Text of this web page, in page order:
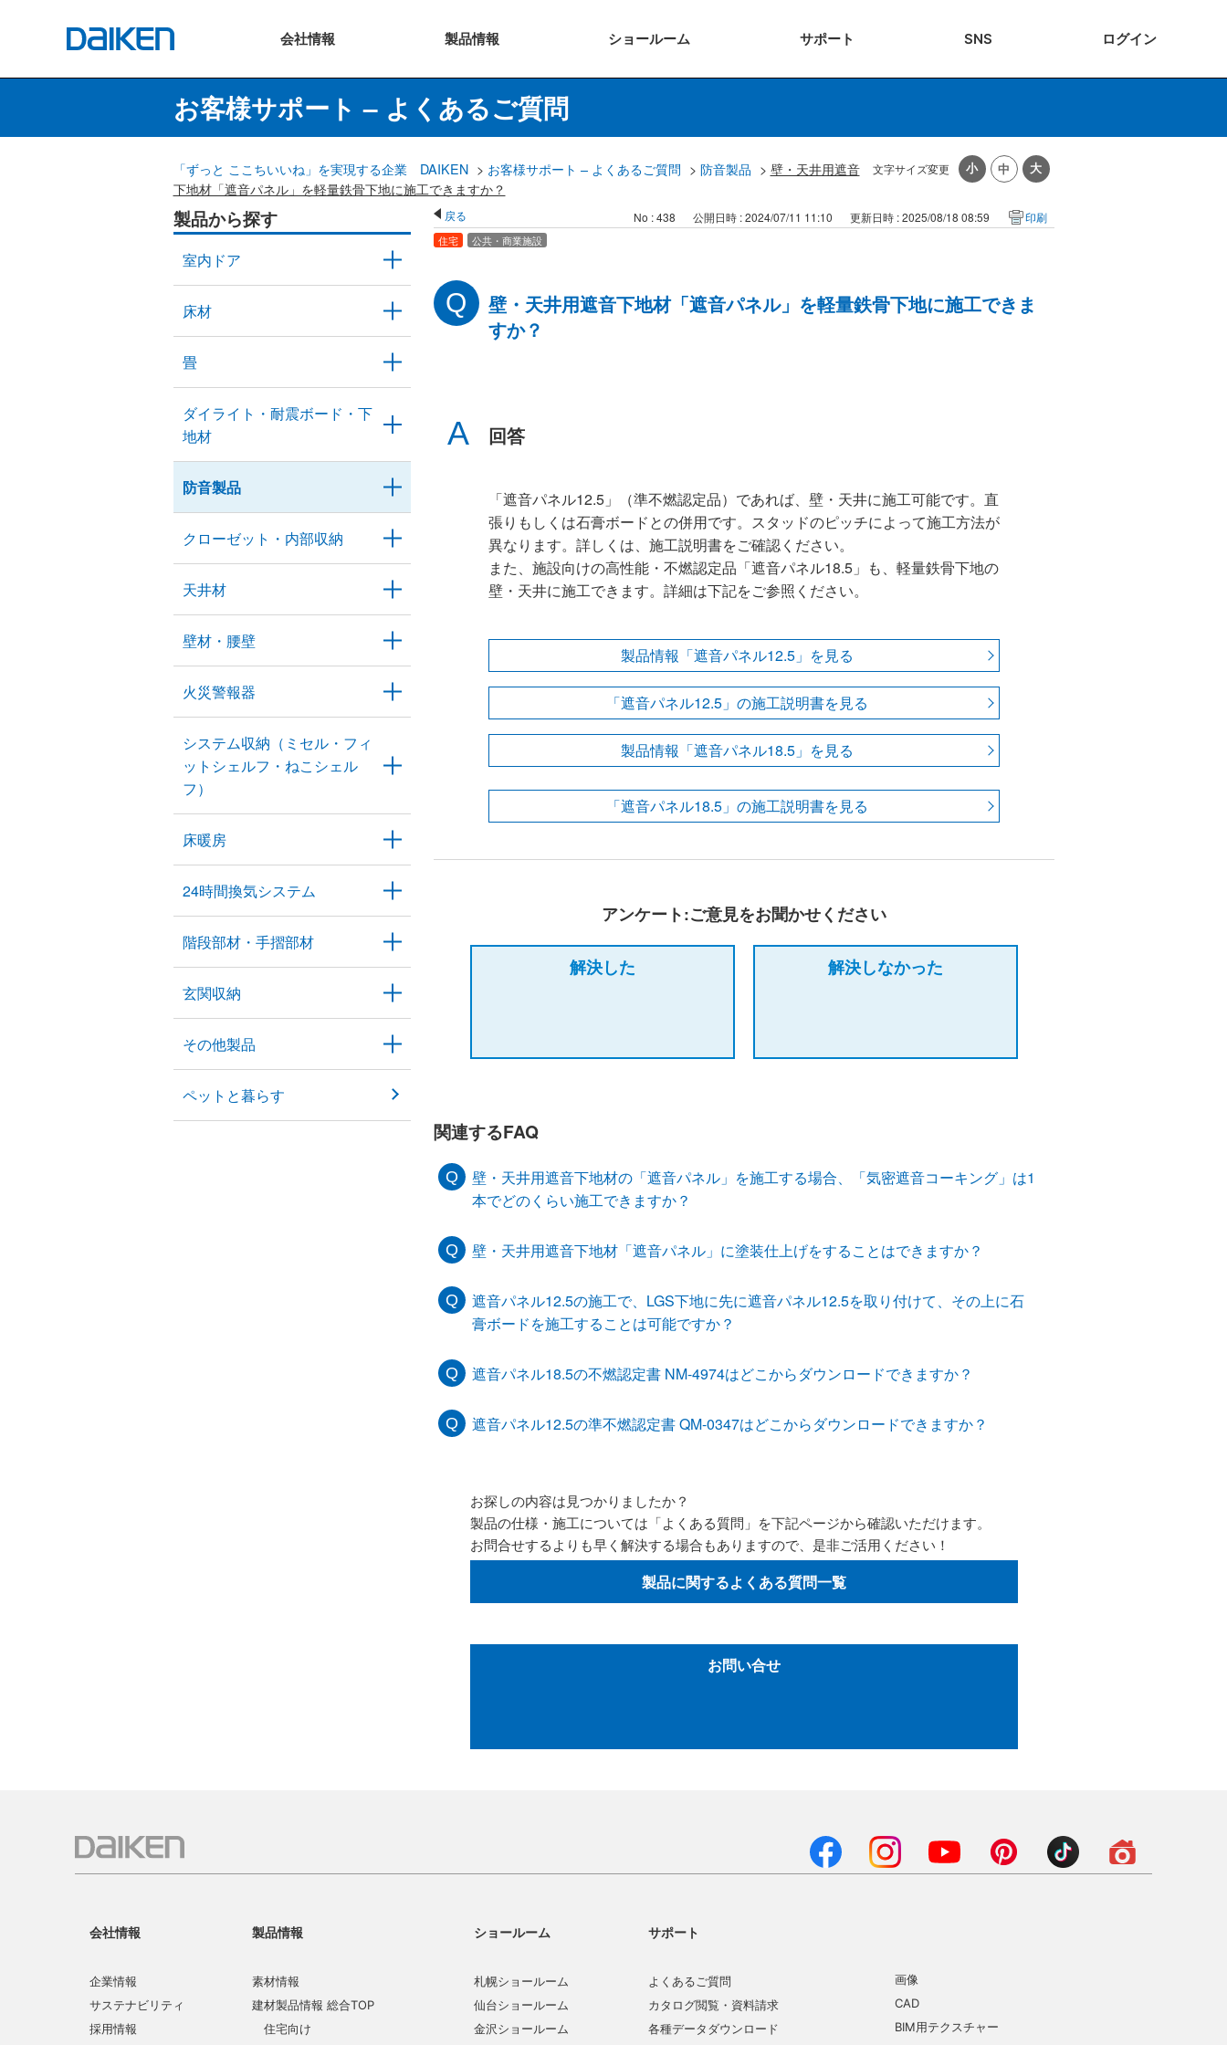
会社情報 製品情報 ショールーム サポート SNS ログイン
お客様サポート – よくあるご質問
文字サイズ変更
「ずっと ここちいいね」を実現する企業 DAIKEN > お客様サポート – よくあるご質問 > 防音製品 > 壁・天井用遮音
下地材「遮音パネル」を軽量鉄骨下地に施工できますか？
製品から探す
室内ドア
床材
畳
ダイライト・耐震ボード・下
地材
防音製品
クローゼット・内部収納
天井材
壁材・腰壁
火災警報器
システム収納（ミセル・フィ
ットシェルフ・ねこシェル
フ）
床暖房
24時間換気システム
階段部材・手摺部材
玄関収納
その他製品
ペットと暮らす
戻る No : 438 公開日時 : 2024/07/11 11:10 更新日時 : 2025/08/18 08:59 印刷
住宅 公共・商業施設
壁・天井用遮音下地材「遮音パネル」を軽量鉄骨下地に施工できま
すか？
回答
「遮音パネル12.5」（準不燃認定品）であれば、壁・天井に施工可能です。直
張りもしくは石膏ボードとの併用です。スタッドのピッチによって施工方法が
異なります。詳しくは、施工説明書をご確認ください。
また、施設向けの高性能・不燃認定品「遮音パネル18.5」も、軽量鉄骨下地の
壁・天井に施工できます。詳細は下記をご参照ください。
製品情報「遮音パネル12.5」を見る
「遮音パネル12.5」の施工説明書を見る
製品情報「遮音パネル18.5」を見る
「遮音パネル18.5」の施工説明書を見る
アンケート:ご意見をお聞かせください
解決した 解決しなかった
関連するFAQ
壁・天井用遮音下地材の「遮音パネル」を施工する場合、「気密遮音コーキング」は1
本でどのくらい施工できますか？
壁・天井用遮音下地材「遮音パネル」に塗装仕上げをすることはできますか？
遮音パネル12.5の施工で、LGS下地に先に遮音パネル12.5を取り付けて、その上に石
膏ボードを施工することは可能ですか？
遮音パネル18.5の不燃認定書 NM-4974はどこからダウンロードできますか？
遮音パネル12.5の準不燃認定書 QM-0347はどこからダウンロードできますか？
お探しの内容は見つかりましたか？
製品の仕様・施工については「よくある質問」を下記ページから確認いただけます。
お問合せするよりも早く解決する場合もありますので、是非ご活用ください！
製品に関するよくある質問一覧
お問い合せ
会社情報
企業情報
サステナビリティ
採用情報
製品情報
素材情報
建材製品情報 総合TOP
住宅向け
ショールーム
札幌ショールーム
仙台ショールーム
金沢ショールーム
サポート
よくあるご質問
カタログ閲覧・資料請求
各種データダウンロード
画像
CAD
BIM用テクスチャー